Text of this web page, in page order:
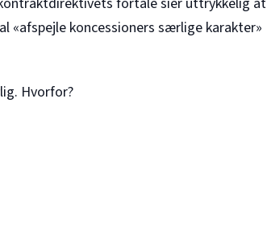
«afspejle koncessioners særlige karakter»
Hvorfor?